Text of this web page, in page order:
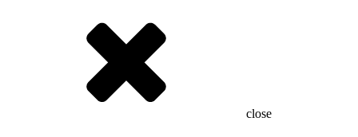
close